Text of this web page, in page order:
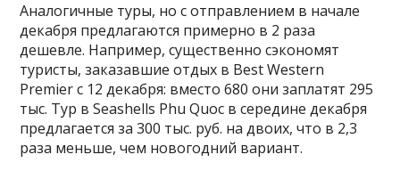
Аналогичные туры, но с отправлением в начале
декабря предлагаются примерно в 2 раза
дешевле. Например, существенно сэкономят
туристы, заказавшие отдых в Best Western
Premier с 12 декабря: вместо 680 они заплатят 295
тыс. Тур в Seashells Phu Quoc в середине декабря
предлагается за 300 тыс. руб. на двоих, что в 2,3
раза меньше, чем новогодний вариант.